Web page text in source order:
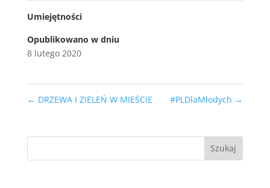
Umiejętności
Opublikowano w dniu
8 lutego 2020
← DRZEWA I ZIELEŃ W MIEŚCIE #PLDlaMłodych →